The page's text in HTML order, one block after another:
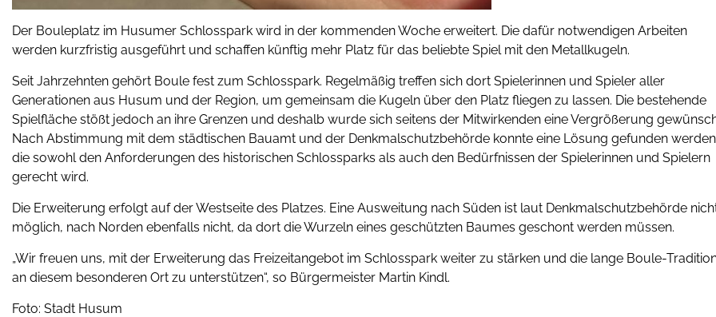
Der Bouleplatz im Husumer Schlosspark wird in der kommenden Woche erweitert. Die dafür notwendigen Arbeiten
werden kurzfristig ausgeführt und schaffen künftig mehr Platz für das beliebte Spiel mit den Metallkugeln.
Seit Jahrzehnten gehört Boule fest zum Schlosspark. Regelmäßig treffen sich dort Spielerinnen und Spieler aller
Generationen aus Husum und der Region, um gemeinsam die Kugeln über den Platz fliegen zu lassen. Die bestehende
Spielfläche stößt jedoch an ihre Grenzen und deshalb wurde sich seitens der Mitwirkenden eine Vergrößerung
Nach Abstimmung mit dem städtischen Bauamt und der Denkmalschutzbehörde konnte eine Lösung gefunden
die sowohl den Anforderungen des historischen Schlossparks als auch den Bedürfnissen der Spielerinnen und Spielern
gerecht wird.
Die Erweiterung erfolgt auf der Westseite des Platzes. Eine Ausweitung nach Süden ist laut Denkmalschutzbehörde
möglich, nach Norden ebenfalls nicht, da dort die Wurzeln eines geschützten Baumes geschont werden müssen.
„Wir freuen uns, mit der Erweiterung das Freizeitangebot im Schlosspark weiter zu stärken und die lange Boule-
an diesem besonderen Ort zu unterstützen“, so Bürgermeister Martin Kindl.
Foto: Stadt Husum